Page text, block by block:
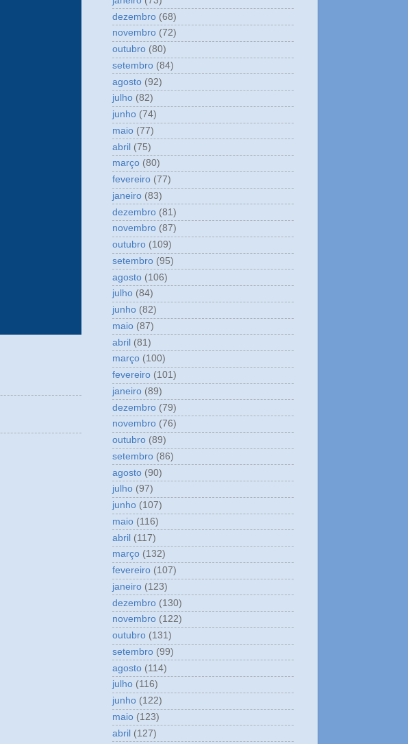
dezembro (68)
novembro (72)
outubro (80)
setembro (84)
agosto (92)
julho (82)
junho (74)
maio (77)
abril (75)
março (80)
fevereiro (77)
janeiro (83)
dezembro (81)
novembro (87)
outubro (109)
setembro (95)
agosto (106)
julho (84)
junho (82)
maio (87)
abril (81)
março (100)
fevereiro (101)
janeiro (89)
dezembro (79)
novembro (76)
outubro (89)
setembro (86)
agosto (90)
julho (97)
junho (107)
maio (116)
abril (117)
março (132)
fevereiro (107)
janeiro (123)
dezembro (130)
novembro (122)
outubro (131)
setembro (99)
agosto (114)
julho (116)
junho (122)
maio (123)
abril (127)